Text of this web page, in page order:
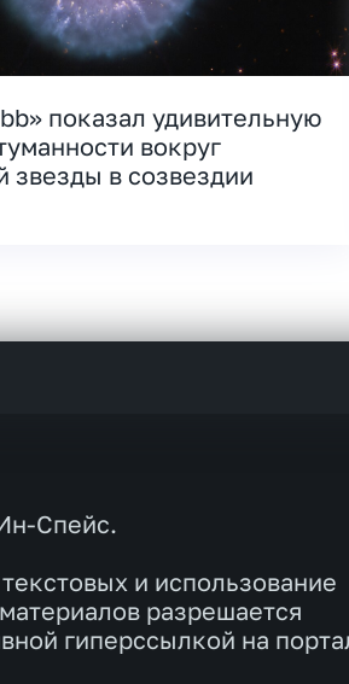
показал удивительную
вокруг
в созвездии
Спейс.
и использование
разрешается
гиперссылкой на